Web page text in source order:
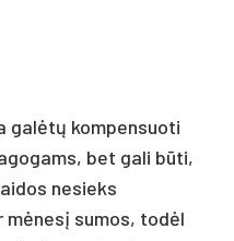
galėtų kompensuoti
bet gali būti,
nesieks
mėnesį sumos, todėl